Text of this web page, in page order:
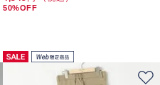
50%OFF